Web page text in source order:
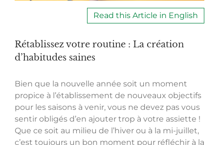
Read this Article in English
Rétablissez votre routine : La création
d’habitudes saines
Bien que la nouvelle année soit un moment
propice à l’établissement de nouveaux objectifs
pour les saisons à venir, vous ne devez pas vous
sentir obligés d’en ajouter trop à votre assiette !
Que ce soit au milieu de l’hiver ou à la mi-juillet,
c’est toujours un bon moment pour réfléchir à la